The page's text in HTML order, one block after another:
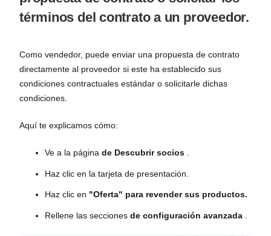
términos del contrato a un proveedor.
Como vendedor, puede enviar una propuesta de contrato
directamente al proveedor si este ha establecido sus
condiciones contractuales estándar o solicitarle dichas
condiciones.
Aquí te explicamos cómo:
Ve a la página de Descubrir socios .
Haz clic en la tarjeta de presentación.
Haz clic en "Oferta" para revender sus productos.
Rellene las secciones de configuración avanzada